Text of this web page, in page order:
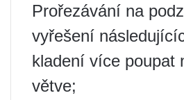
Prořezávání na
vyřešení
kladení více poupat
větve;